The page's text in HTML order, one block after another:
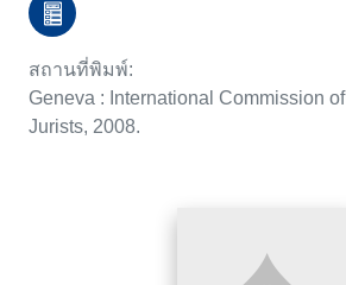
สถานที่พิมพ์:
Geneva : International Commission of
Jurists, 2008.